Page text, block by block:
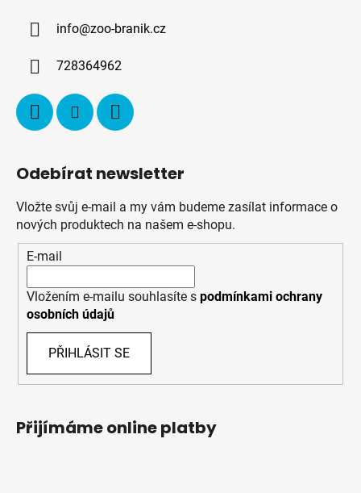
info@zoo-branik.cz
728364962
Odebírat newsletter
Vložte svůj e-mail a my vám budeme zasílat informace o
nových produktech na našem e-shopu.
E-mail
Vložením e-mailu souhlasíte s podmínkami ochrany
osobních údajů
PŘIHLÁSIT SE
Přijímáme online platby